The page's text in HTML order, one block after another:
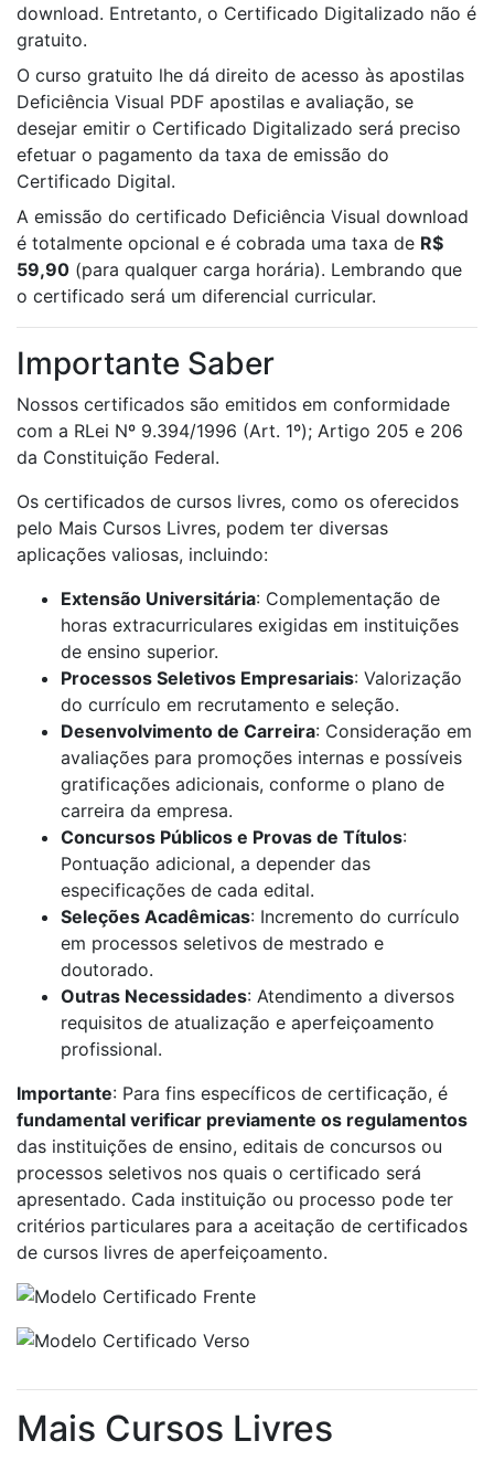
download. Entretanto, o Certificado Digitalizado não é
gratuito.
O curso gratuito lhe dá direito de acesso às apostilas
Deficiência Visual PDF apostilas e avaliação, se
desejar emitir o Certificado Digitalizado será preciso
efetuar o pagamento da taxa de emissão do
Certificado Digital.
A emissão do certificado Deficiência Visual download
é totalmente opcional e é cobrada uma taxa de R$
59,90 (para qualquer carga horária). Lembrando que
o certificado será um diferencial curricular.
Importante Saber
Nossos certificados são emitidos em conformidade
com a RLei Nº 9.394/1996 (Art. 1º); Artigo 205 e 206
da Constituição Federal.
Os certificados de cursos livres, como os oferecidos
pelo Mais Cursos Livres, podem ter diversas
aplicações valiosas, incluindo:
Extensão Universitária: Complementação de
horas extracurriculares exigidas em instituições
de ensino superior.
Processos Seletivos Empresariais: Valorização
do currículo em recrutamento e seleção.
Desenvolvimento de Carreira: Consideração em
avaliações para promoções internas e possíveis
gratificações adicionais, conforme o plano de
carreira da empresa.
Concursos Públicos e Provas de Títulos:
Pontuação adicional, a depender das
especificações de cada edital.
Seleções Acadêmicas: Incremento do currículo
em processos seletivos de mestrado e
doutorado.
Outras Necessidades: Atendimento a diversos
requisitos de atualização e aperfeiçoamento
profissional.
Importante: Para fins específicos de certificação, é
fundamental verificar previamente os regulamentos
das instituições de ensino, editais de concursos ou
processos seletivos nos quais o certificado será
apresentado. Cada instituição ou processo pode ter
critérios particulares para a aceitação de certificados
de cursos livres de aperfeiçoamento.
Mais Cursos Livres